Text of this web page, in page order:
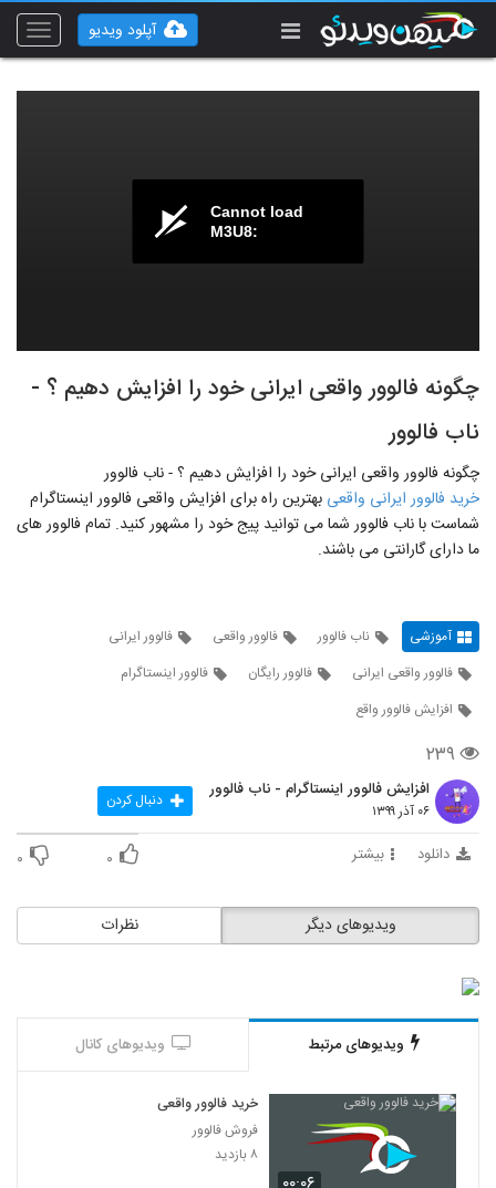
Toggle
آپلود ویدیو
Cannot load
M3U8:
چگونه فالوور واقعی ایرانی خود را افزایش دهیم ؟ -
ناب فالوور
چگونه فالوور واقعی ایرانی خود را افزایش دهیم ؟ - ناب فالوور
خرید فالوور ایرانی واقعی بهترین راه برای افزایش واقعی فالوور اینستاگرام
شماست با ناب فالوور شما می توانید پیج خود را مشهور کنید. تمام فالوور های
ما دارای گارانتی می باشند.
آموزشی ناب فالوور فالوور واقعی
فالوور ایرانی
فالوور واقعی ایرانی
فالوور رایگان
فالوور اینستاگرام
افزایش فالوور واقع
۲۳۹
افزایش فالوور اینستاگرام - ناب فالوور
۰۶ آذر ۱۳۹۹ دنبال کردن
دانلود بیشتر ۰ ۰
نظرات ویدیوهای دیگر
ویدیوهای مرتبط ویدیوهای کانال
خرید فالوور واقعی
فروش فالوور
۸ بازدید